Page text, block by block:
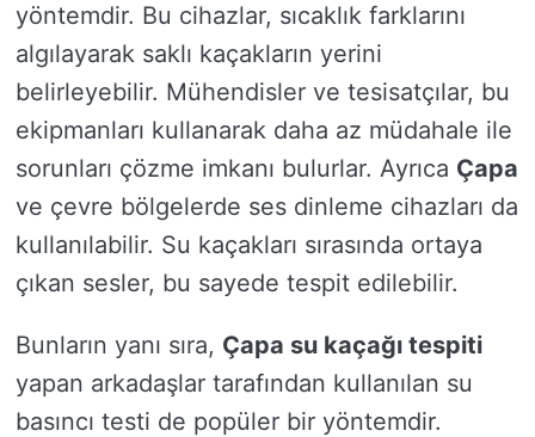
yöntemdir. Bu cihazlar, sıcaklık farklarını
algılayarak saklı kaçakların yerini
belirleyebilir. Mühendisler ve tesisatçılar, bu
ekipmanları kullanarak daha az müdahale ile
sorunları çözme imkanı bulurlar. Ayrıca Çapa
ve çevre bölgelerde ses dinleme cihazları da
kullanılabilir. Su kaçakları sırasında ortaya
çıkan sesler, bu sayede tespit edilebilir.
Bunların yanı sıra, Çapa su kaçağı tespiti
yapan arkadaşlar tarafından kullanılan su
basıncı testi de popüler bir yöntemdir.